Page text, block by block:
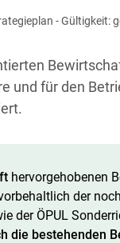
- Gültigkeit:
und für den
hervorgehobenen
der
der ÖPUL
die bestehenden